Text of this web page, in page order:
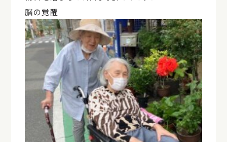
脳の覚醒